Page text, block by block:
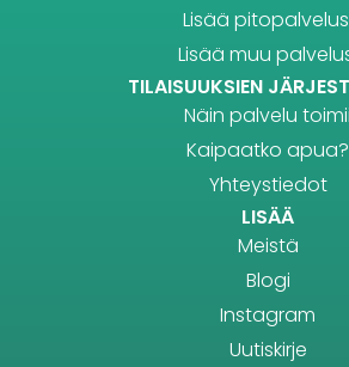
Lisää
Lisää muu
TILAISUUKSIEN
Näin palvelu toimii
Kaipaatko apua?
Yhteystiedot
LISÄÄ
Meistä
Blogi
Instagram
Uutiskirje